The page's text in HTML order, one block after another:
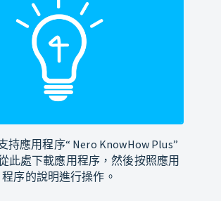
持應用程序“ Nero KnowHow Plus”
此處下載應用程序，然後按照應用
程序的說明進行操作。